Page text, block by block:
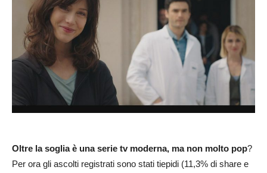
Oltre la soglia è una serie tv moderna, ma non molto pop?
Per ora gli ascolti registrati sono stati tiepidi (11,3% di share e